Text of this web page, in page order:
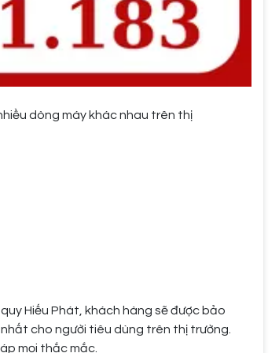
dòng máy khác nhau trên thị
Hiếu Phát, khách hàng sẽ được bảo
cho người tiêu dùng trên thị trường.
mọi thắc mắc.